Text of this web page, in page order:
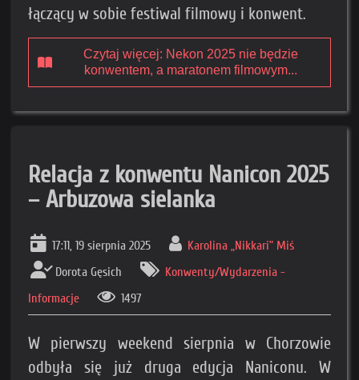
łączący w sobie festiwal filmowy i konwent.
Czytaj więcej: Nekon 2025 nie będzie
konwentem, a maratonem filmowym...
Relacja z konwentu Nanicon 2025
– Arbuzowa sielanka
17:11, 19 sierpnia 2025
Karolina „Nikkari” Miś
Dorota Gęsich
Konwenty/Wydarzenia -
Informacje
1497
W pierwszy weekend sierpnia w Chorzowie
odbyła się już druga edycja Naniconu. W